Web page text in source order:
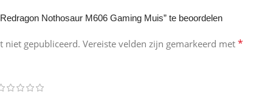
Nothosaur M606 Gaming Muis” te beoordelen
niet gepubliceerd. Vereiste velden zijn gemarkeerd met *